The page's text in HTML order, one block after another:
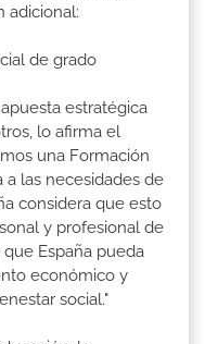
adicional:
de grado
estratégica
lo afirma el
una Formación
a las necesidades de
considera que esto
y profesional de
España pueda
económico y
social."